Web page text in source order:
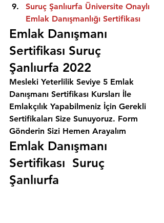
Suruç Şanlıurfa Üniversite Onaylı
Emlak Danışmanlığı Sertifikası
Emlak Danışmanı
Sertifikası Suruç
Şanlıurfa 2022
Mesleki Yeterlilik Seviye 5 Emlak
Danışmanı Sertifikası Kursları İle
Emlakçılık Yapabilmeniz İçin Gerekli
Sertifikaları Size Sunuyoruz. Form
Gönderin Sizi Hemen Arayalım
Emlak Danışmanı
Sertifikası  Suruç
Şanlıurfa